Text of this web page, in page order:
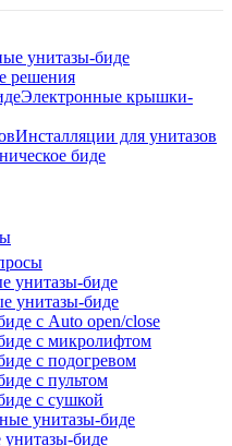
унитазы-биде
решения
Электронные крышки-
Инсталляции для унитазов
биде
унитазы-биде
унитазы-биде
с Auto open/close
с микролифтом
с подогревом
с пультом
с сушкой
унитазы-биде
биде